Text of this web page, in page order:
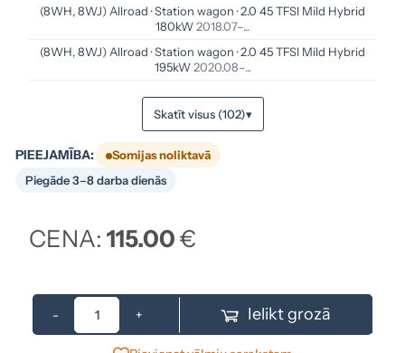
(8WH, 8WJ) Allroad · Station wagon · 2.0 45 TFSI Mild Hybrid
180kW2018.07–...
(8WH, 8WJ) Allroad · Station wagon · 2.0 45 TFSI Mild Hybrid
195kW 2020.08–...
Skatīt visus (102)▾
PIEEJAMĪBA:
Somijas noliktavā
Piegāde 3–8 darba dienās
CENA:115.00€
- + Ielikt grozā